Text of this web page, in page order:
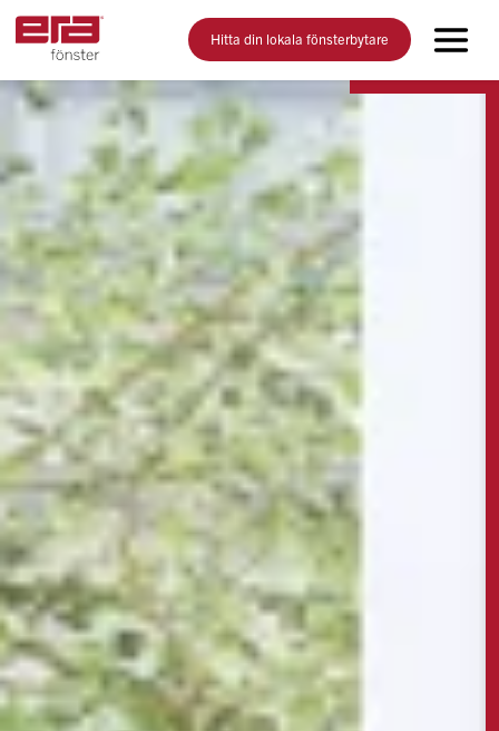
Hitta din lokala fönsterbytare